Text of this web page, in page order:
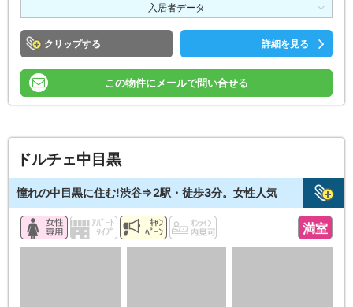
入居者データ
クリップ 詳細を見る
この物件にメールで問い合せる
ドルチェ中目黒
憧れの中目黒に住む!渋谷⇒2駅・徒歩3分。女性人気
満室